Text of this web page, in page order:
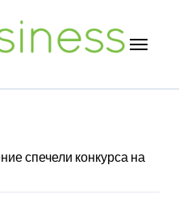
спечели конкурса на